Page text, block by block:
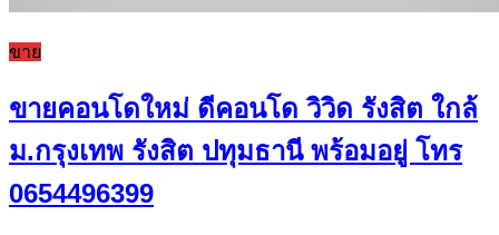
ขาย
ขายคอนโดใหม่ ดีคอนโด วิวิด รังสิต ใกล้
ม.กรุงเทพ รังสิต ปทุมธานี พร้อมอยู่ โทร
0654496399